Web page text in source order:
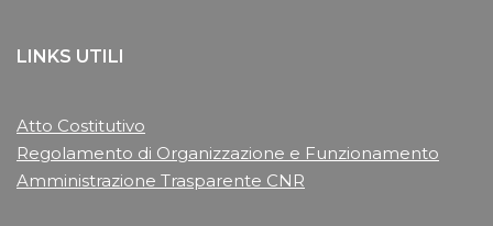
LINKS UTILI
Atto Costitutivo
Regolamento di Organizzazione e Funzionamento
Amministrazione Trasparente CNR